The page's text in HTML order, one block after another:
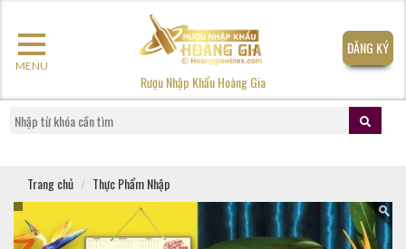
MENU
Rượu Nhập Khẩu Hoàng Gia
ĐĂNG KÝ
Trang chủ Thực Phẩm Nhập